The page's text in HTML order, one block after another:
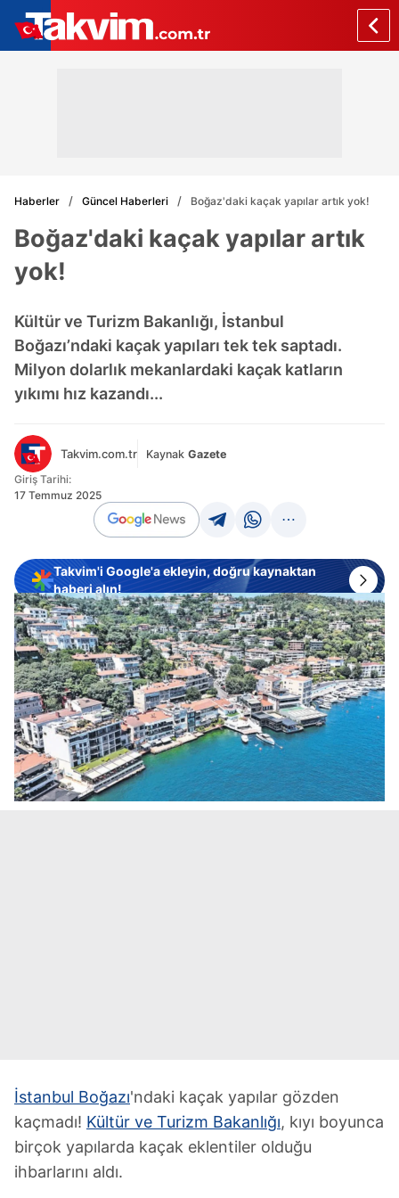
Haberler Güncel Haberleri Boğaz'daki kaçak yapılar artık yok!
Boğaz'daki kaçak yapılar artık
yok!
Kültür ve Turizm Bakanlığı, İstanbul
Boğazı’ndaki kaçak yapıları tek tek saptadı.
Milyon dolarlık mekanlardaki kaçak katların
yıkımı hız kazandı...
Takvim.com.tr Kaynak Gazete
Giriş Tarihi:
17 Temmuz 2025
Takvim'i Google'a ekleyin, doğru kaynaktan
haberi alın!
İstanbul Boğazı'ndaki kaçak yapılar gözden
kaçmadı! Kültür ve Turizm Bakanlığı, kıyı boyunca
birçok yapılarda kaçak eklentiler olduğu
ihbarlarını aldı.